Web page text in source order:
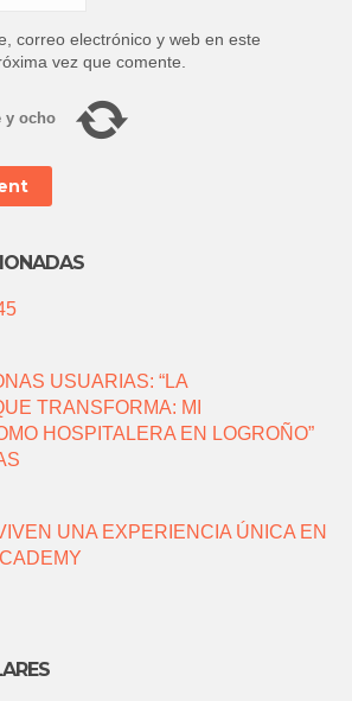
correo electrónico y web en este
vez que comente.
y ocho
USUARIAS: “LA
TRANSFORMA: MI
HOSPITALERA EN LOGROÑO”
UNA EXPERIENCIA ÚNICA EN